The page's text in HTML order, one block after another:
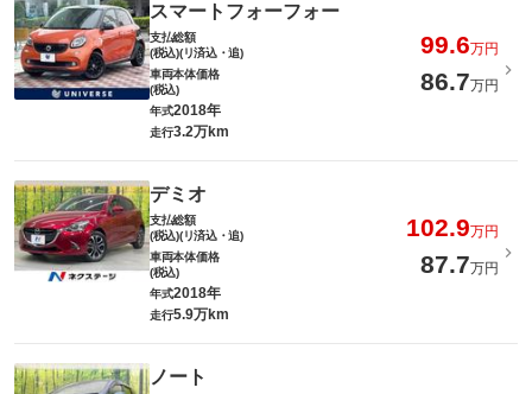
スマートフォーフォー
支払総額
(税込)(リ済込・追)
99.6万円
車両本体価格
(税込)
86.7万円
年式2018年
走行3.2万km
デミオ
支払総額
(税込)(リ済込・追)
102.9万円
車両本体価格
(税込)
87.7万円
年式2018年
走行5.9万km
ノート